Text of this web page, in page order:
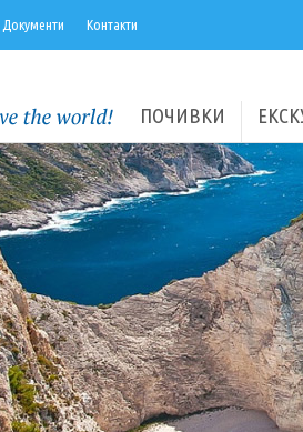
Документи Контакти
ПОЧИВКИ